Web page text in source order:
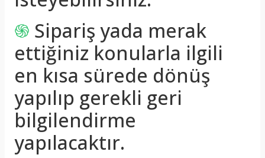
֍ Sipariş yada merak
ettiğiniz konularla ilgili
en kısa sürede dönüş
yapılıp gerekli geri
bilgilendirme
yapılacaktır.